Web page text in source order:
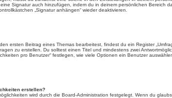
eine Signatur auch hinzufügen, indem du in deinem persönlichen
„Signatur anhängen“ wieder deaktivieren.
ersten Beitrag eines Themas bearbeitest, findest du ein Register
zu erstellen. Du solltest einen Titel und mindestens zwei
pro Benutzer“ festlegen, wie viele Optionen ein Benutzer
erstellen?
wird durch die Board-Administration festgelegt. Wenn du